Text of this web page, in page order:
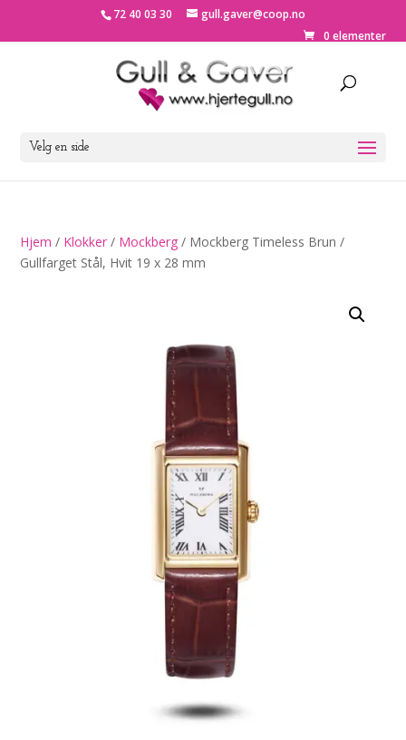
72 40 03 30
gull.gaver@coop.no
0 elementer
Velg en side
Hjem / Klokker / Mockberg / Mockberg Timeless Brun /
Gullfarget Stål, Hvit 19 x 28 mm